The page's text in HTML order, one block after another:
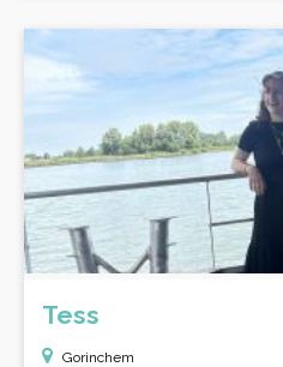
Tess
Gorinchem